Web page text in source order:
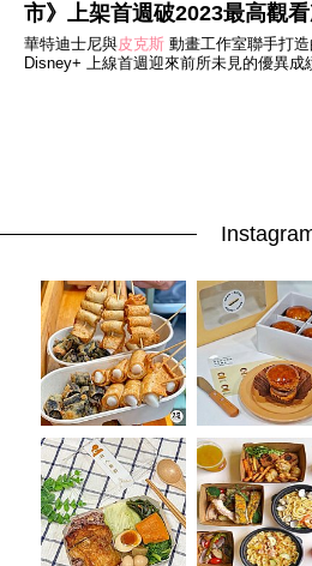
市》上架首週破2023最高觀
華特迪士尼與皮克斯 動畫工作室聯手打
Disney+ 上線首週迎來前所未見的優異